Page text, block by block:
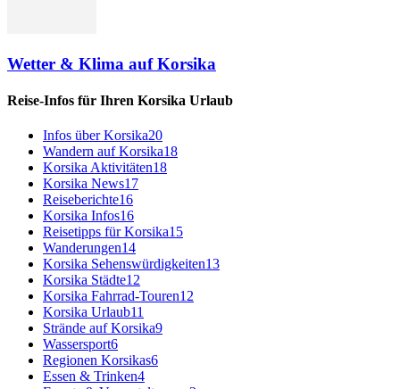
Wetter & Klima auf Korsika
Reise-Infos für Ihren Korsika Urlaub
Infos über Korsika20
Wandern auf Korsika18
Korsika Aktivitäten18
Korsika News17
Reiseberichte16
Korsika Infos16
Reisetipps für Korsika15
Wanderungen14
Korsika Sehenswürdigkeiten13
Korsika Städte12
Korsika Fahrrad-Touren12
Korsika Urlaub11
Strände auf Korsika9
Wassersport6
Regionen Korsikas6
Essen & Trinken4